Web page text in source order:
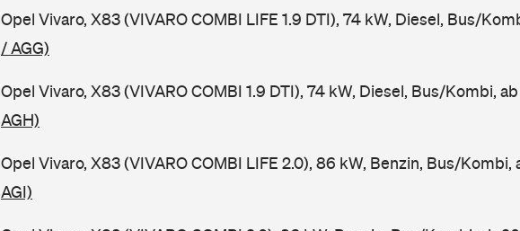
Opel Vivaro, X83 (VIVARO COMBI LIFE 1.9 DTI), 74 kW, Diesel, Bus/
/ AGG)
Opel Vivaro, X83 (VIVARO COMBI 1.9 DTI), 74 kW, Diesel, Bus/Kombi,
AGH)
Opel Vivaro, X83 (VIVARO COMBI LIFE 2.0), 86 kW, Benzin, Bus/
AGI)